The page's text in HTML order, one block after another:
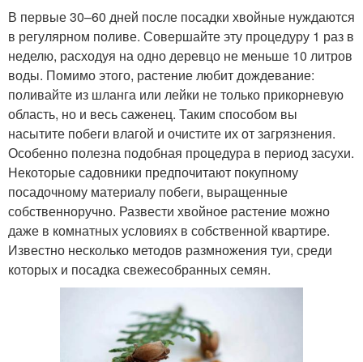
В первые 30–60 дней после посадки хвойные нуждаются
в регулярном поливе. Совершайте эту процедуру 1 раз в
неделю, расходуя на одно деревцо не меньше 10 литров
воды. Помимо этого, растение любит дождевание:
поливайте из шланга или лейки не только прикорневую
область, но и весь саженец. Таким способом вы
насытите побеги влагой и очистите их от загрязнения.
Особенно полезна подобная процедура в период засухи.
Некоторые садовники предпочитают покупному
посадочному материалу побеги, выращенные
собственноручно. Развести хвойное растение можно
даже в комнатных условиях в собственной квартире.
Известно несколько методов размножения туи, среди
которых и посадка свежесобранных семян.